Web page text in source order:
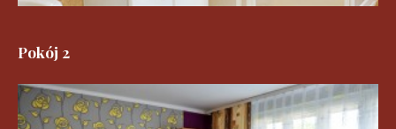
Pokój 2